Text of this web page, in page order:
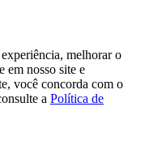
melhorar o
em nosso site e
você concorda com o
a Política de